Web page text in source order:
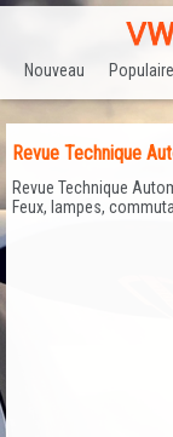
Nouveau Populaire
Revue Technique
Revue Technique
Feux, lampes,